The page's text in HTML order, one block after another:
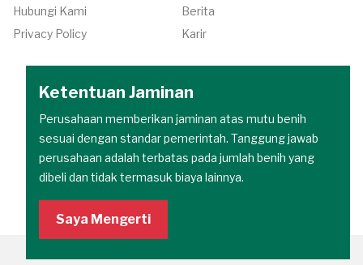
Ketentuan Jaminan
Perusahaan memberikan jaminan atas mutu benih
sesuai dengan standar pemerintah. Tanggung jawab
perusahaan adalah terbatas pada jumlah benih yang
dibeli dan tidak termasuk biaya lainnya.
Saya Mengerti
Hubungi Kami
Berita
Privacy Policy
Karir